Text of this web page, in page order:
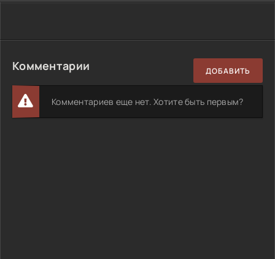
Комментарии ДОБАВИТЬ
Комментариев еще нет. Хотите быть первым?